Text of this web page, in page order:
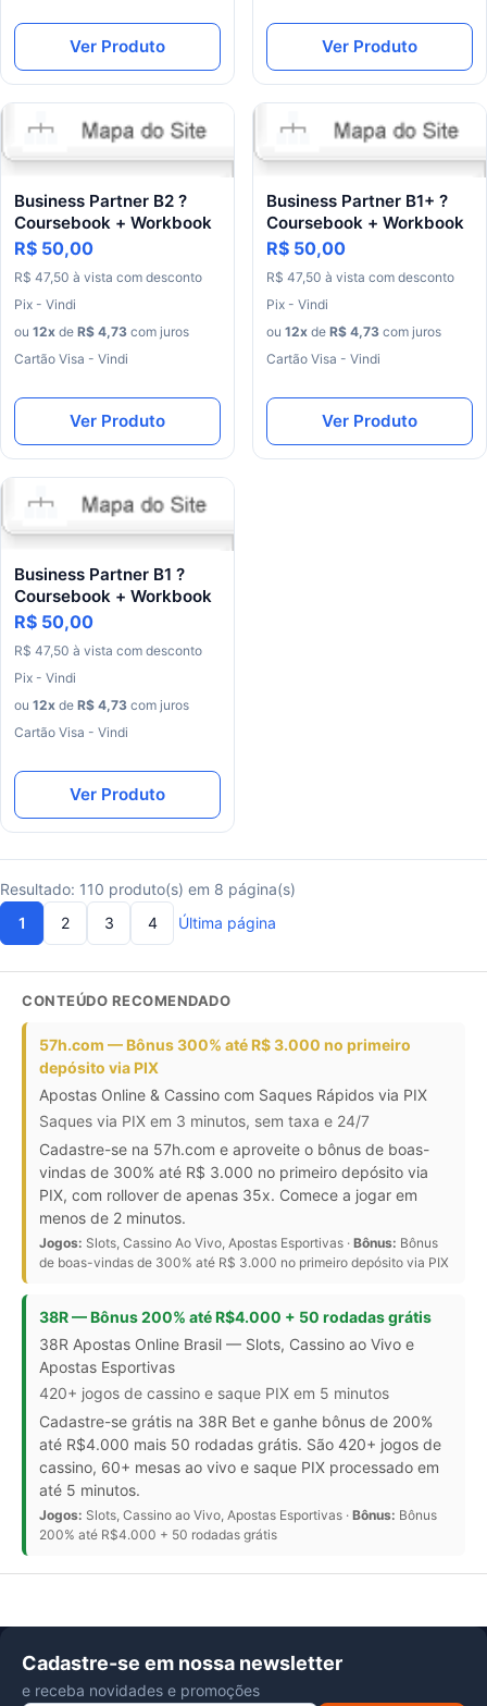
Ver Produto Ver Produto
Business Partner B2 ?
Coursebook + Workbook
R$ 50,00
R$ 47 50 à vista com desconto
Pix - Vindi
ou 12x de R$ 4,73 com juros
Cartão Visa - Vindi
Ver Produto
Business Partner B1+ ?
Coursebook + Workbook
R$ 50,00
R$ 47 50 à vista com desconto
Pix - Vindi
ou 12x de R$ 4,73 com juros
Cartão Visa - Vindi
Ver Produto
Business Partner B1 ?
Coursebook + Workbook
R$ 50,00
R$ 47,50 à vista com desconto
Pix - Vindi
ou 12x de R$ 4,73 com juros
Cartão Visa - Vindi
Ver Produto
Resultado: 110 produto(s) em 8 página(s)
1
2 3 4 Última página
CONTEÚDO RECOMENDADO
57h.com — Bônus 300% até R$ 3.000 no primeiro
depósito via PIX
Apostas Online & Cassino com Saques Rápidos via PIX
Saques via PIX em 3 minutos, sem taxa e 24/7
Cadastre-se na 57h.com e aproveite o bônus de boas-
vindas de 300% até R$ 3.000 no primeiro depósito via
PIX, com rollover de apenas 35x. Comece a jogar em
menos de 2 minutos.
Jogos: Slots, Cassino Ao Vivo, Apostas Esportivas · Bônus: Bônus
de boas-vindas de 300% até R$ 3.000 no primeiro depósito via PIX
38R — Bônus 200% até R$4.000 + 50 rodadas grátis
38R Apostas Online Brasil — Slots, Cassino ao Vivo e
Apostas Esportivas
420+ jogos de cassino e saque PIX em 5 minutos
Cadastre-se grátis na 38R Bet e ganhe bônus de 200%
até R$4.000 mais 50 rodadas grátis. São 420+ jogos de
cassino, 60+ mesas ao vivo e saque PIX processado em
até 5 minutos.
Jogos: Slots, Cassino ao Vivo, Apostas Esportivas · Bônus: Bônus
200% até R$4.000 + 50 rodadas grátis
Cadastre-se em nossa newsletter
e receba novidades e promoções